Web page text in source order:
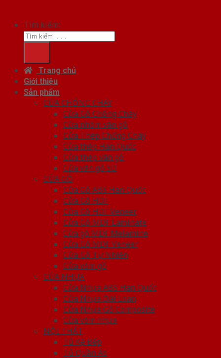
Tìm kiếm:
Trang chủ
Giới thiệu
Sản phẩm
CỬA CHỐNG CHÁY
Cửa Gỗ Chống Cháy
Cửa nhôm vân gỗ
Cửa Thép Chống Cháy
Cửa thép Hàn Quốc
Cửa thép vân gỗ
Cửa vân gỗ 5D
CỬA GỖ
Cửa Gỗ ABS Hàn Quốc
Cửa Gỗ HDF
Cửa Gỗ HDF Veneer
Cửa Gỗ MDF Laminate
Cửa gỗ MDF Melamine
Cửa Gỗ MDF Veneer
Cửa Gỗ Tự Nhiên
Cửa vòm gỗ
CỬA NHỰA
Cửa Nhựa ABS Hàn Quốc
Cửa Nhựa Đài Loan
Cửa Nhựa Gỗ Composite
Cửa vòm nhựa
NỘI THẤT
Tủ Kệ Bếp
Tủ Quần Áo